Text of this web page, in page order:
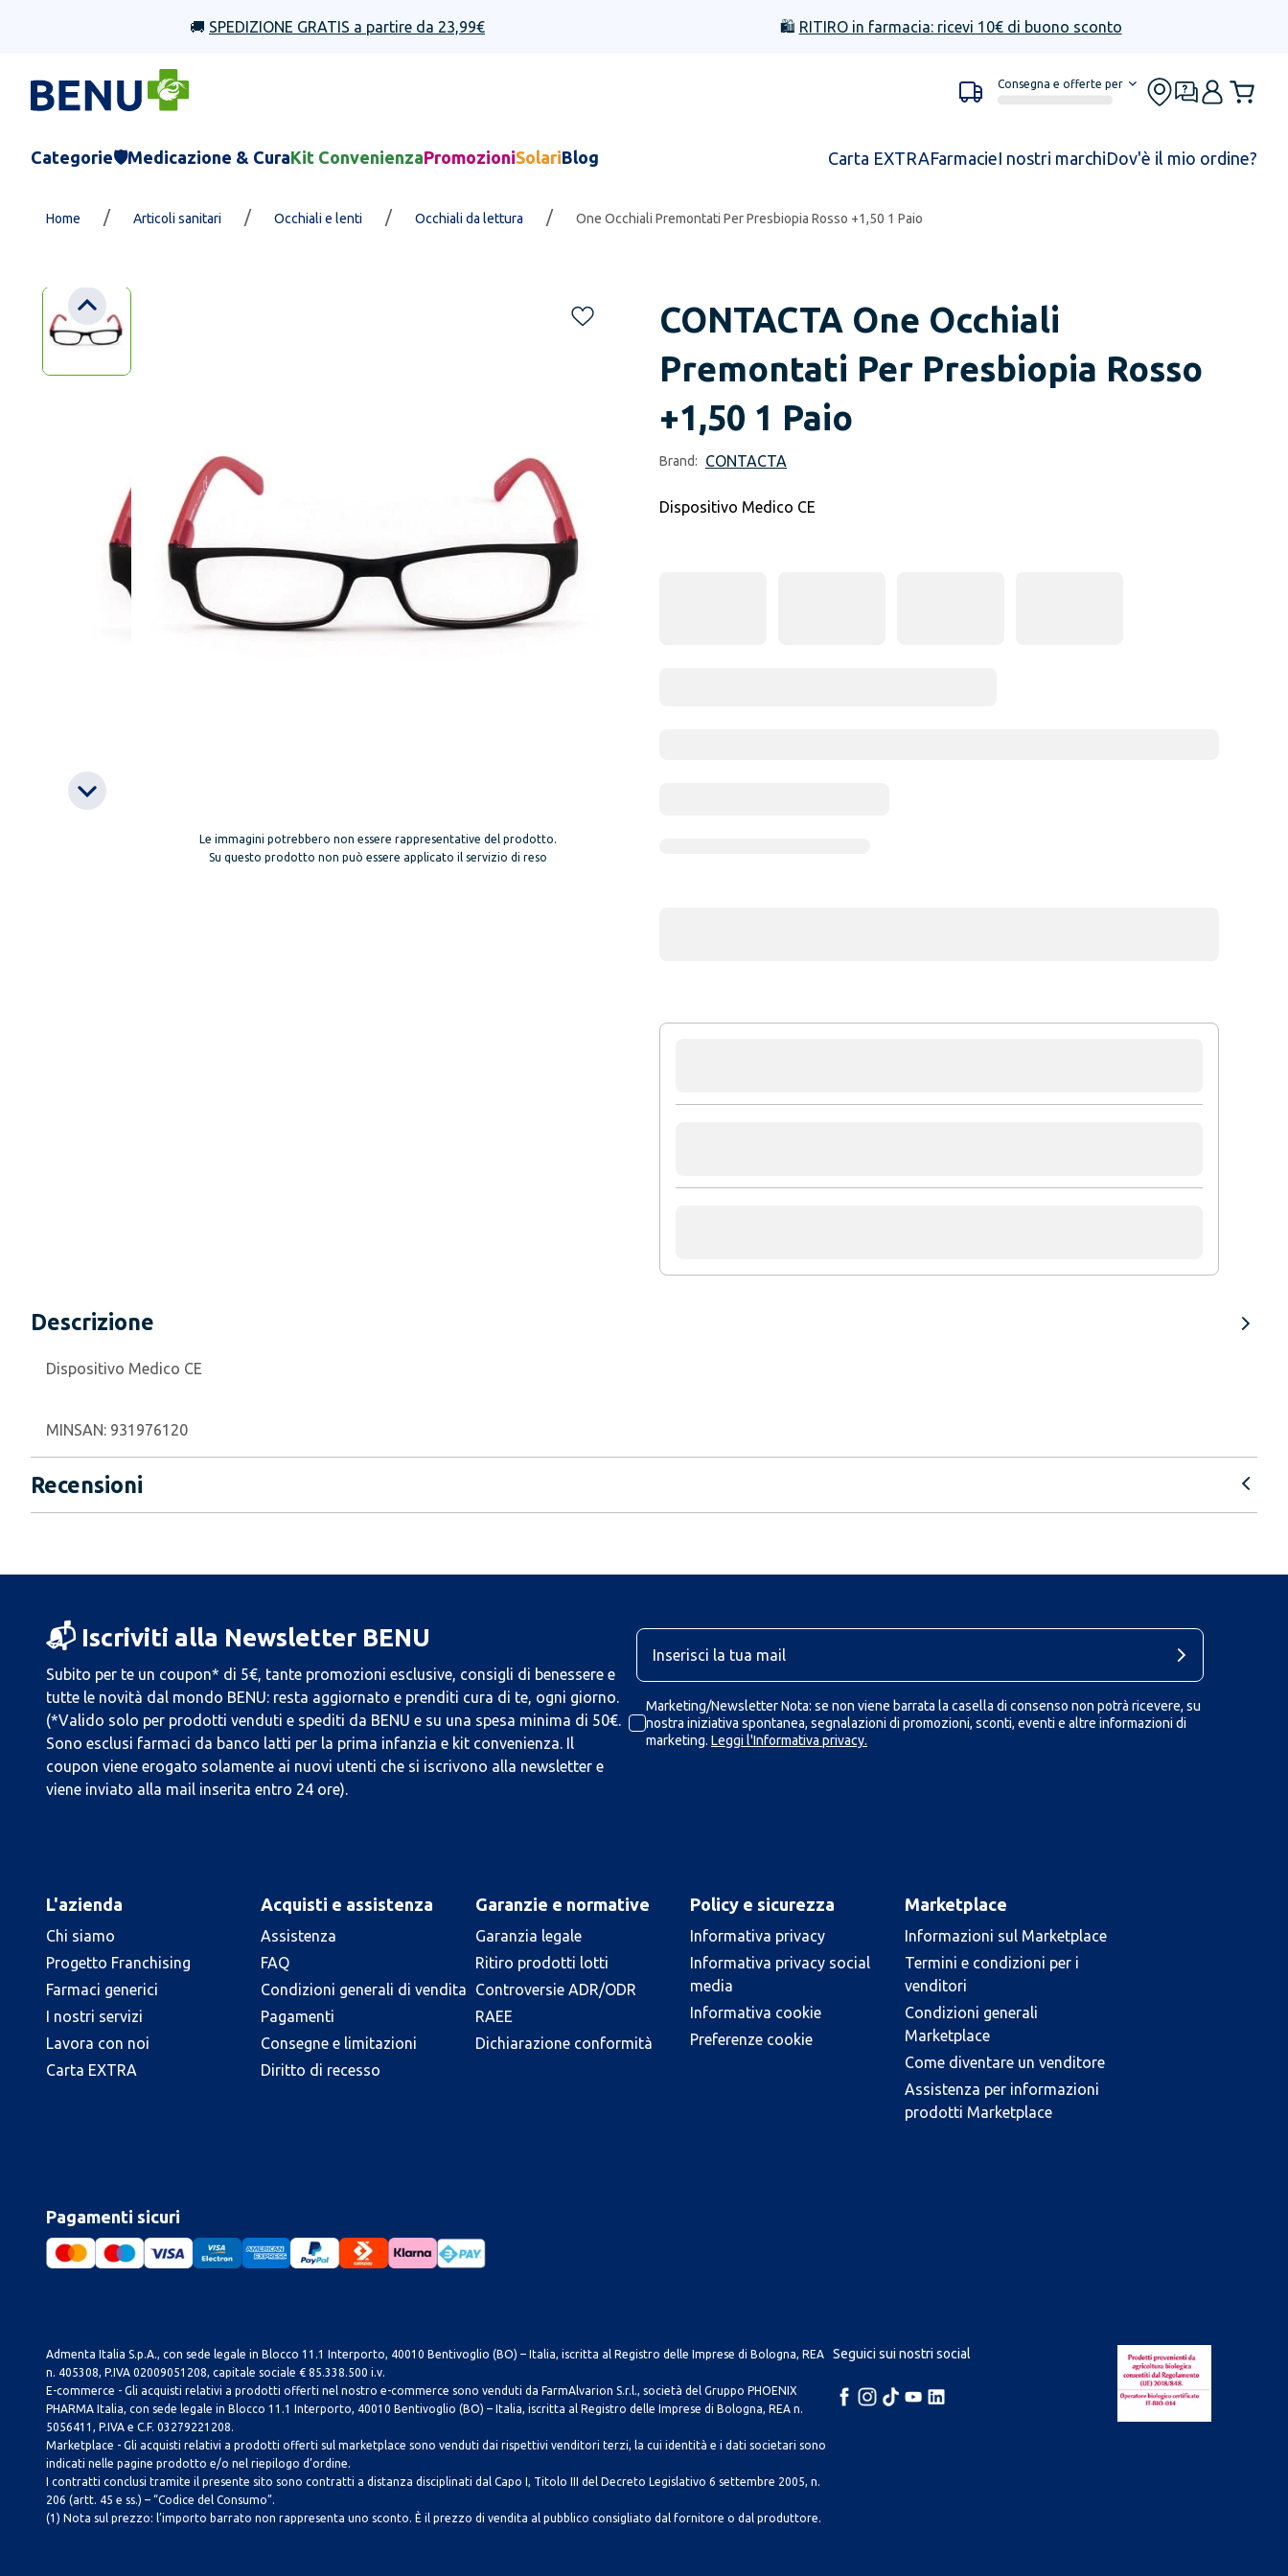
🚚 SPEDIZIONE GRATIS a partire da 23,99€ 🛍️ RITIRO in farmacia: ricevi 10€ di buono sconto
Consegna e offerte per
Categorie🛡️Medicazione & CuraKit ConvenienzaPromozioniSolariBlog Carta EXTRAFarmacieI nostri marchiDov'è il mio ordine?
Home / Articoli sanitari / Occhiali e lenti / Occhiali da lettura / One Occhiali Premontati Per Presbiopia Rosso +1,50 1 Paio
Le immagini potrebbero non essere rappresentative del prodotto.
Su questo prodotto non può essere applicato il servizio di reso
CONTACTA One Occhiali
Premontati Per Presbiopia Rosso
+1,50 1 Paio
Brand: CONTACTA
Dispositivo Medico CE
Descrizione
Dispositivo Medico CE
MINSAN: 931976120
Recensioni
📬 Iscriviti alla Newsletter BENU
Subito per te un coupon* di 5€, tante promozioni esclusive, consigli di benessere e
tutte le novità dal mondo BENU: resta aggiornato e prenditi cura di te, ogni giorno.
(*Valido solo per prodotti venduti e spediti da BENU e su una spesa minima di 50€.
Sono esclusi farmaci da banco latti per la prima infanzia e kit convenienza. Il
coupon viene erogato solamente ai nuovi utenti che si iscrivono alla newsletter e
viene inviato alla mail inserita entro 24 ore).
Marketing/Newsletter Nota: se non viene barrata la casella di consenso non potrà ricevere, su
nostra iniziativa spontanea, segnalazioni di promozioni, sconti, eventi e altre informazioni di
marketing. Leggi l'Informativa privacy.
L'azienda
Chi siamo
Progetto Franchising
Farmaci generici
I nostri servizi
Lavora con noi
Carta EXTRA
Acquisti e assistenza
Assistenza
FAQ
Condizioni generali di vendita
Pagamenti
Consegne e limitazioni
Diritto di recesso
Garanzie e normative
Garanzia legale
Ritiro prodotti lotti
Controversie ADR/ODR
RAEE
Dichiarazione conformità
Policy e sicurezza
Informativa privacy
Informativa privacy social
media
Informativa cookie
Preferenze cookie
Marketplace
Informazioni sul Marketplace
Termini e condizioni per i
venditori
Condizioni generali
Marketplace
Come diventare un venditore
Assistenza per informazioni
prodotti Marketplace
Pagamenti sicuri
Admenta Italia S.p.A., con sede legale in Blocco 11.1 Interporto, 40010 Bentivoglio (BO) – Italia, iscritta al Registro delle Imprese di Bologna, REA
n. 405308, P.IVA 02009051208, capitale sociale € 85.338.500 i.v.
E-commerce - Gli acquisti relativi a prodotti offerti nel nostro e-commerce sono venduti da FarmAlvarion S.r.l., società del Gruppo PHOENIX
PHARMA Italia, con sede legale in Blocco 11.1 Interporto, 40010 Bentivoglio (BO) – Italia, iscritta al Registro delle Imprese di Bologna, REA n.
5056411, P.IVA e C.F. 03279221208.
Marketplace - Gli acquisti relativi a prodotti offerti sul marketplace sono venduti dai rispettivi venditori terzi, la cui identità e i dati societari sono
indicati nelle pagine prodotto e/o nel riepilogo d’ordine.
I contratti conclusi tramite il presente sito sono contratti a distanza disciplinati dal Capo I, Titolo III del Decreto Legislativo 6 settembre 2005, n.
206 (artt. 45 e ss.) – “Codice del Consumo”.
(1) Nota sul prezzo: l’importo barrato non rappresenta uno sconto. È il prezzo di vendita al pubblico consigliato dal fornitore o dal produttore.
Seguici sui nostri social